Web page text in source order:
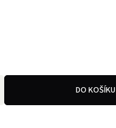
DO KOŠÍKU